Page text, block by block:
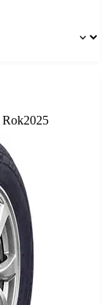
Rok2025